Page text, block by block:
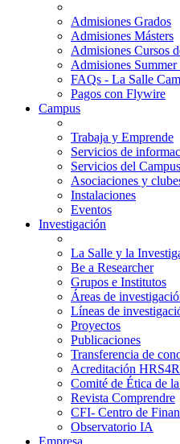
Admisiones Grados
Admisiones Másters
Admisiones Cursos
Admisiones Summer
FAQs - La Salle
Pagos con Flywire
Campus
Trabaja y Emprende
Servicios de
Servicios del Campus
Asociaciones y
Instalaciones
Eventos
Investigación
La Salle y la
Be a Researcher
Grupos e Institutos
Áreas de
Líneas de
Proyectos
Publicaciones
Transferencia de
Acreditación HRS4R
Comité de Ética de
Revista Comprendre
CFI- Centro de
Observatorio IA
Empresa